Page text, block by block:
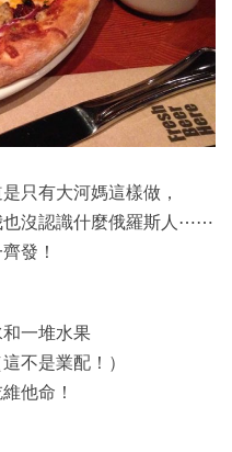
只有大河媽這樣做，
也沒認識什麼俄羅斯人⋯⋯
發！
一堆水果
不是業配！）
他命！